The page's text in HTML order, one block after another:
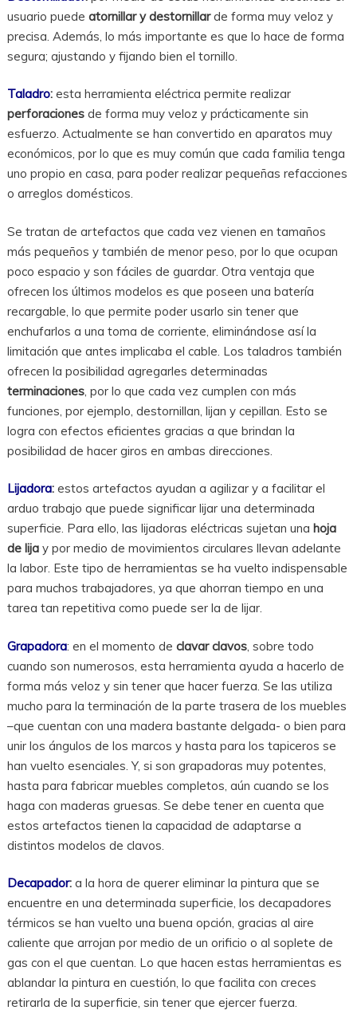
usuario puede atornillar y destornillarde forma muy veloz y
precisa. Además, lo más importante es que lo hace de forma
segura; ajustando y fijando bien el tornillo.
Taladro: esta herramienta eléctrica permite realizar
perforacionesde forma muy veloz y prácticamente sin
esfuerzo. Actualmente se han convertido en aparatos muy
económicos, por lo que es muy común que cada familia tenga
uno propio en casa, para poder realizar pequeñas refacciones
o arreglos domésticos.
Se tratan de artefactos que cada vez vienen en tamaños
más pequeños y también de menor peso, por lo que ocupan
poco espacio y son fáciles de guardar. Otra ventaja que
ofrecen los últimos modelos es que poseen una batería
recargable, lo que permite poder usarlo sin tener que
enchufarlos a una toma de corriente, eliminándose así la
limitación que antes implicaba el cable. Los taladros también
ofrecen la posibilidad agregarles determinadas
terminaciones, por lo que cada vez cumplen con más
funciones, por ejemplo, destornillan, lijan y cepillan. Esto se
logra con efectos eficientes gracias a que brindan la
posibilidad de hacer giros en ambas direcciones.
Lijadora:estos artefactos ayudan a agilizar y a facilitar el
arduo trabajo que puede significar lijar una determinada
superficie. Para ello, las lijadoras eléctricas sujetan una hoja
de lijay por medio de movimientos circulares llevan adelante
la labor. Este tipo de herramientas se ha vuelto indispensable
para muchos trabajadores, ya que ahorran tiempo en una
tarea tan repetitiva como puede ser la de lijar.
Grapadora: en el momento de clavar clavos, sobre todo
cuando son numerosos, esta herramienta ayuda a hacerlo de
forma más veloz y sin tener que hacer fuerza. Se las utiliza
mucho para la terminación de la parte trasera de los muebles
–que cuentan con una madera bastante delgada- o bien para
unir los ángulos de los marcos y hasta para los tapiceros se
han vuelto esenciales. Y, si son grapadoras muy potentes,
hasta para fabricar muebles completos, aún cuando se los
haga con maderas gruesas. Se debe tener en cuenta que
estos artefactos tienen la capacidad de adaptarse a
distintos modelos de clavos.
Decapador: a la hora de querer eliminar la pintura que se
encuentre en una determinada superficie, los decapadores
térmicos se han vuelto una buena opción, gracias al aire
caliente que arrojan por medio de un orificio o al soplete de
gas con el que cuentan. Lo que hacen estas herramientas es
ablandar la pintura en cuestión, lo que facilita con creces
retirarla de la superficie, sin tener que ejercer fuerza.